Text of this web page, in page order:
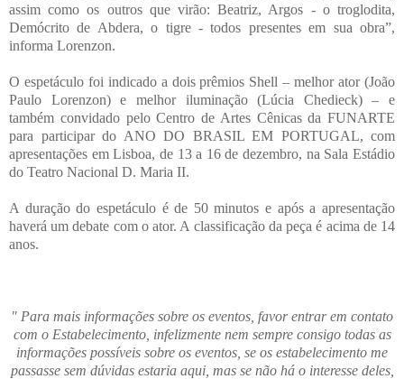
assim como os outros que virão: Beatriz, Argos - o troglodita,
Demócrito de Abdera, o tigre - todos presentes em sua obra”,
informa Lorenzon.
O espetáculo foi indicado a dois prêmios Shell – melhor ator (João
Paulo Lorenzon) e melhor iluminação (Lúcia Chedieck) – e
também convidado pelo Centro de Artes Cênicas da FUNARTE
para participar do ANO DO BRASIL EM PORTUGAL, com
apresentações em Lisboa, de 13 a 16 de dezembro, na Sala Estádio
do Teatro Nacional D. Maria II.
A duração do espetáculo é de 50 minutos e após a apresentação
haverá um debate com o ator. A classificação da peça é acima de 14
anos.
" Para mais informações sobre os eventos, favor entrar em contato
com o Estabelecimento, infelizmente nem sempre consigo todas as
informações possíveis sobre os eventos, se os estabelecimento me
passasse sem dúvidas estaria aqui, mas se não há o interesse deles,